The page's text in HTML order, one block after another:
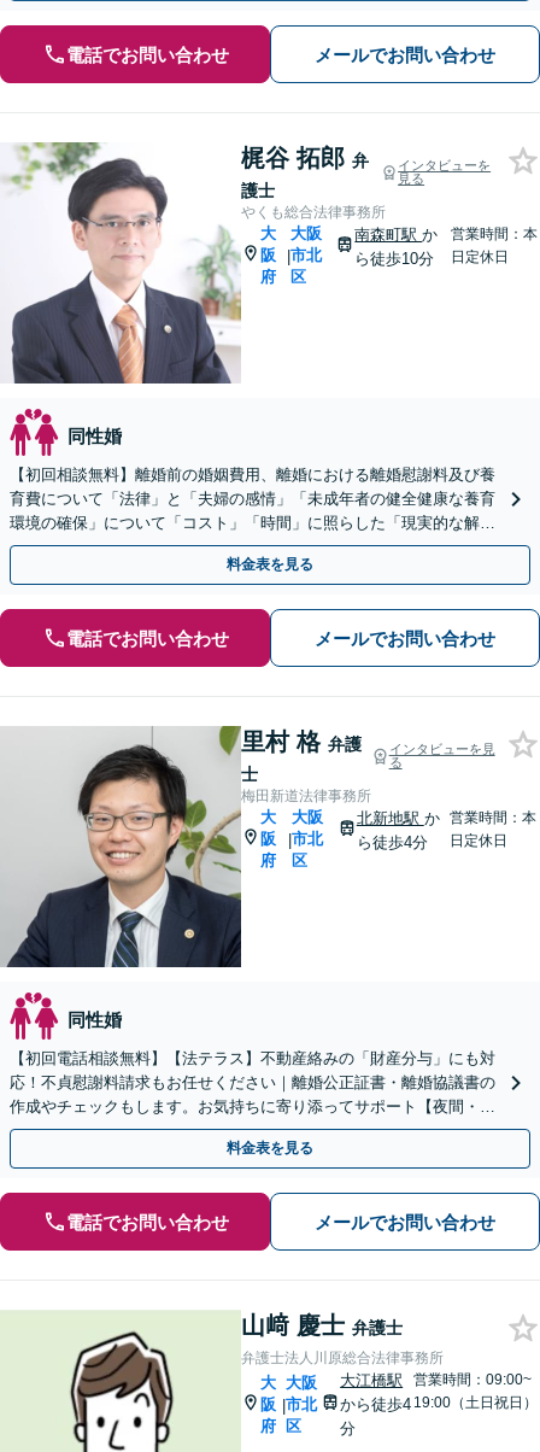
電話でお問い合わせ メールでお問い合わせ
梶谷 拓郎 弁
護士
インタビューを
見る
やくも総合法律事務所
大
阪
府
|
大阪
市北
区
南森町駅か
ら徒歩10分
営業時間：本
日定休日
同性婚
【初回相談無料】離婚前の婚姻費用、離婚における離婚慰謝料及び養
育費について「法律」と「夫婦の感情」「未成年者の健全健康な養育
環境の確保」について「コスト」「時間」に照らした「現実的な解
決」を目指します。まずはあなたのご希望をご相談ください。
料金表を見る
電話でお問い合わせ メールでお問い合わせ
里村 格 弁護
士
インタビューを見
る
梅田新道法律事務所
大
阪
府
|
大阪
市北
区
北新地駅 か
ら徒歩4分
営業時間：本
日定休日
同性婚
【初回電話相談無料】【法テラス】不動産絡みの「財産分与」にも対
応！不貞慰謝料請求もお任せください｜離婚公正証書・離婚協議書の
作成やチェックもします。お気持ちに寄り添ってサポート【夜間・休
日面談】【完全個室】【大阪天満宮駅すぐ】
料金表を見る
電話でお問い合わせ メールでお問い合わせ
山﨑 慶士 弁護士
弁護士法人川原総合法律事務所
大
阪
府
|
大阪
市北
区
大江橋駅
から徒歩4
分
営業時間：09:00~
19:00（土日祝日）